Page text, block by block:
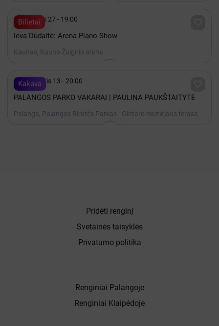
Bilietai
 Gruodis 27 - 19:00
Ieva Dūdaitė: Arena Piano Show
Kaunas, Kauno Žalgirio arena
Kakava
 Rugpjūtis 13 - 20:00
PALANGOS PARKO VAKARAI | PAULINA PAUKŠTAITYTĖ
Palanga, Palangos Birutės Parkas - Gintaro muziejaus terasa
Renginiai Palangoje
Renginiai Klaipėdoje
Pridėti renginį
Svetainės taisyklės
Privatumo politika